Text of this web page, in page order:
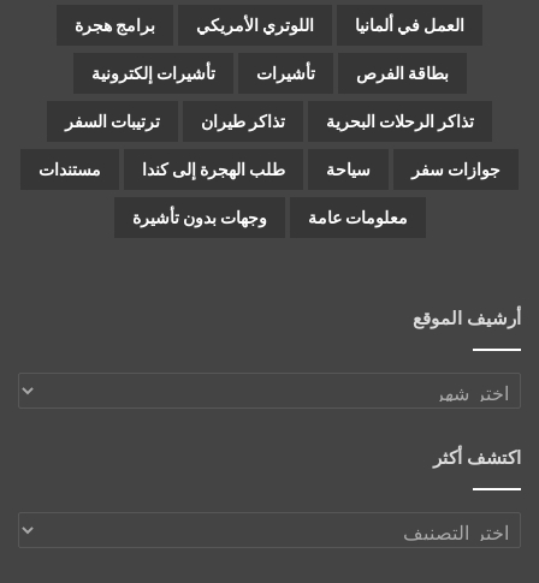
العمل في ألمانيا اللوتري الأمريكي برامج هجرة
بطاقة الفرص تأشيرات تأشيرات إلكترونية
تذاكر الرحلات البحرية تذاكر طيران ترتيبات السفر
جوازات سفر سياحة طلب الهجرة إلى كندا مستندات
معلومات عامة وجهات بدون تأشيرة
أرشيف الموقع
أرشيف
اكتشف أكثر
اكتشف